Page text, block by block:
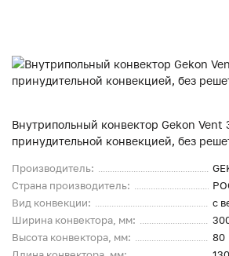
Внутрипольный конвектор Gekon Vent
принудительной конвекцией, без
Производитель:
Страна производитель:
Вид конвекции:
с
Ширина конвектора, мм:
Высота конвектора, мм:
80